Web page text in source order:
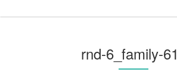
rnd-6_family-